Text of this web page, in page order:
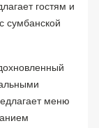
гостям и
сумбанской
меню